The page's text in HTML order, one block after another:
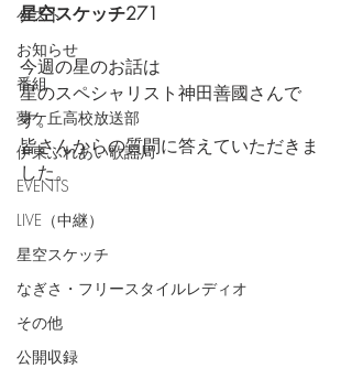
ゲスト
お知らせ
番組
夢ケ丘高校放送部
伊東ふれあい歌謡局
EVENTS
LIVE（中継）
星空スケッチ
なぎさ・フリースタイルレディオ
その他
公開収録
星空スケッチ271
今週の星のお話は
星のスペシャリスト神田善國さんで
す。
皆さんからの質問に答えていただきま
した。